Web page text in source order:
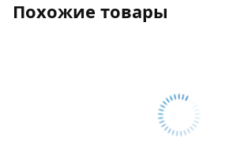
Похожие товары